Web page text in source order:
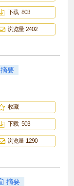
下载 803
浏览量 2402
摘要
收藏
下载 503
浏览量 1290
摘要